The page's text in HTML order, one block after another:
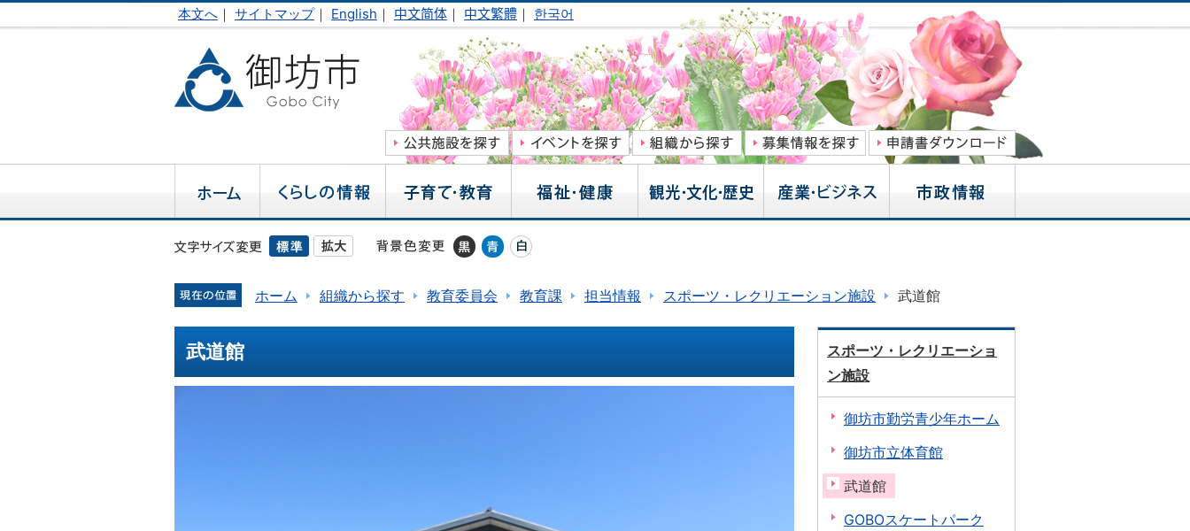
本文へ ｜ サイトマップ｜ English ｜ 中文简体 ｜ 中文繁體 ｜ 한국어
ホーム 組織から探す 教育委員会 教育課 担当情報 スポーツ・レクリエーション施設 武道館
武道館
スポーツ・レクリエーショ
ン施設
御坊市勤労青少年ホーム
御坊市立体育館
武道館
GOBOスケートパーク